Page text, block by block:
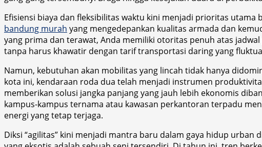
Efisiensi biaya dan fleksibilitas waktu kini menjadi prioritas
bandung murah yang mengedepankan kualitas armada dan
yang prima dan terawat, Anda memiliki otoritas penuh atas
tanpa harus khawatir dengan tarif transportasi daring yang
Namun, kebutuhan akan mobilitas yang lincah tidak hanya
kota ini, kendaraan roda dua telah menjadi instrumen
memberikan solusi jangka panjang yang jauh lebih ekonomis
kampus-kampus ternama atau kawasan perkantoran terpadu
energi yang tetap terjaga.
Diksi “agilitas” kini menjadi mantra baru dalam gaya hidup